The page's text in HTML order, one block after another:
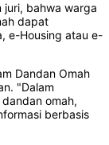
juri, bahwa warga
dapat
e-Housing atau e-
Dandan Omah
"Dalam
omah,
berbasis